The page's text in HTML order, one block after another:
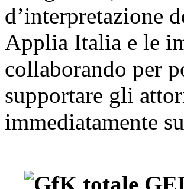
d’interpretazione
Applia Italia e le
collaborando per
supportare gli
immediatamente